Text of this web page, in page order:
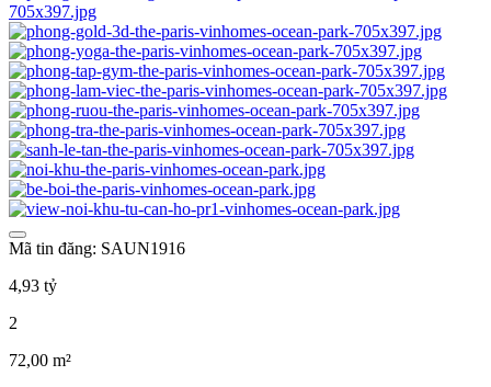
Mã tin đăng: SAUN1916
4,93 tỷ
2
72,00 m²